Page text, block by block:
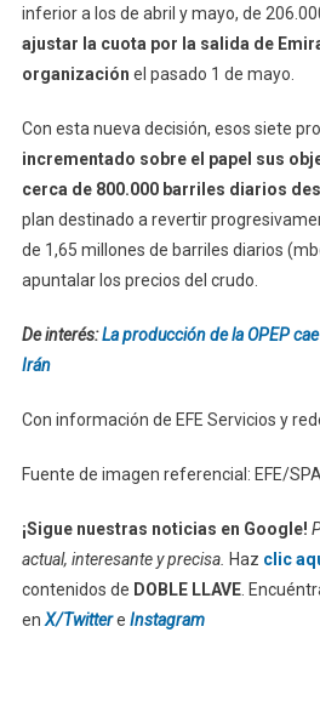
inferior a los de abril y mayo, de
ajustar la cuota por la salida de
organización el pasado 1 de mayo.
Con esta nueva decisión, esos siete
incrementado sobre el papel sus
cerca de 800.000 barriles diarios
plan destinado a revertir
de 1,65 millones de barriles diarios
apuntalar los precios del crudo.
De interés:La producción de la OPEP
Irán
Con información de EFE Servicios y
Fuente de imagen referencial: EFE/SPA
¡Sigue nuestras noticias en Google!
actual, interesante y precisa. Haz clic
contenidos de DOBLE LLAVE.
en X/Twittere Instagram